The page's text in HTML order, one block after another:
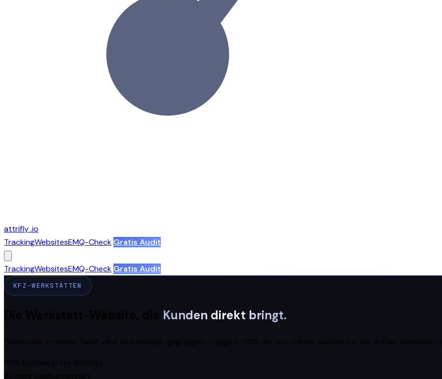
attrifly.io
TrackingWebsitesEMQ-Check Gratis Audit
TrackingWebsitesEMQ-Check Gratis Audit
KFZ-WERKSTÄTTEN
Kunden direkt bringt.